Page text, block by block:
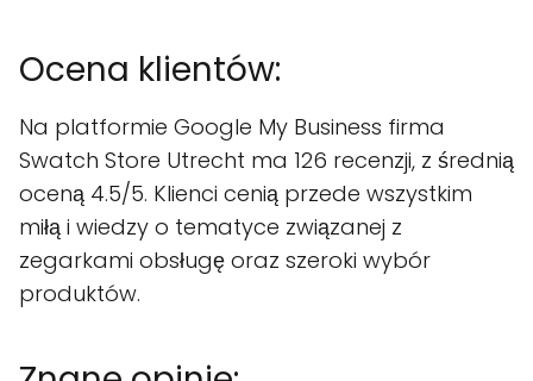
Ocena klientów:
Na platformie Google My Business firma
Swatch Store Utrecht ma 126 recenzji, z średnią
oceną 4.5/5. Klienci cenią przede wszystkim
miłą i wiedzy o tematyce związanej z
zegarkami obsługę oraz szeroki wybór
produktów.